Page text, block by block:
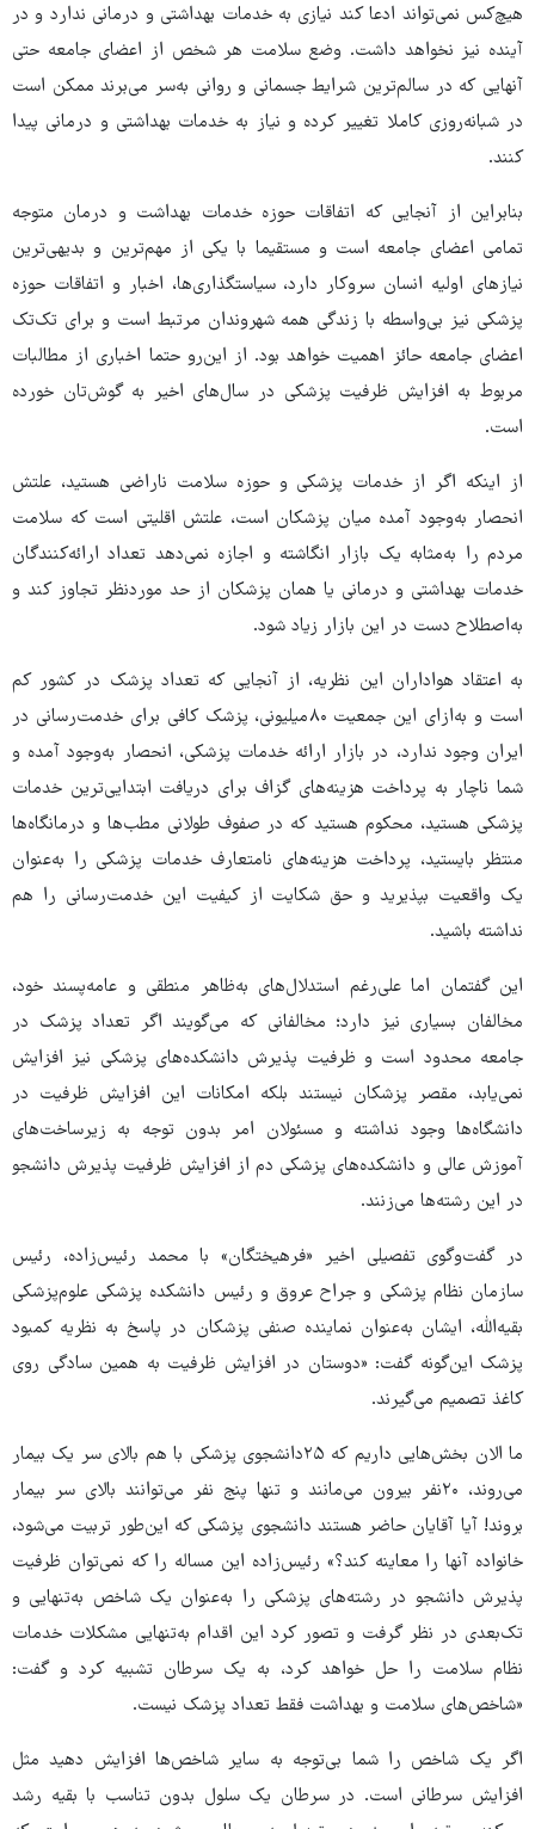
هیچ‌کس نمی‌تواند ادعا کند نیازی به خدمات بهداشتی و درمانی ندارد و در
آینده نیز نخواهد داشت. وضع سلامت هر شخص از اعضای جامعه حتی
آنهایی که در سالم‌ترین شرایط جسمانی و روانی به‌سر می‌برند ممکن است
در شبانه‌روزی کاملا تغییر کرده و نیاز به خدمات بهداشتی و درمانی پیدا
کنند.
بنابراین از آنجایی که اتفاقات حوزه خدمات بهداشت و درمان متوجه
تمامی اعضای جامعه است و مستقیما با یکی از مهم‌ترین و بدیهی‌ترین
نیازهای اولیه انسان سروکار دارد، سیاستگذاری‌ها، اخبار و اتفاقات حوزه
پزشکی نیز بی‌واسطه با زندگی همه شهروندان مرتبط است و برای تک‌تک
اعضای جامعه حائز اهمیت خواهد بود. از این‌رو حتما اخباری از مطالبات
مربوط به افزایش ظرفیت پزشکی در سال‌های اخیر به گوش‌تان خورده
است.
از اینکه اگر از خدمات پزشکی و حوزه سلامت ناراضی هستید، علتش
انحصار به‌وجود آمده میان پزشکان است، علتش اقلیتی است که سلامت
مردم را به‌مثابه یک بازار انگاشته و اجازه نمی‌دهد تعداد ارائه‌کنندگان
خدمات بهداشتی و درمانی یا همان پزشکان از حد موردنظر تجاوز کند و
به‌اصطلاح دست در این بازار زیاد شود.
به اعتقاد هواداران این نظریه، از آنجایی که تعداد پزشک در کشور کم
است و به‌ازای این جمعیت ۸۰میلیونی، پزشک کافی برای خدمت‌رسانی در
ایران وجود ندارد، در بازار ارائه خدمات پزشکی، انحصار به‌وجود آمده و
شما ناچار به پرداخت هزینه‌های گزاف برای دریافت ابتدایی‌ترین خدمات
پزشکی هستید، محکوم هستید که در صفوف طولانی مطب‌ها و درمانگاه‌ها
منتظر بایستید، پرداخت هزینه‌های نامتعارف خدمات پزشکی را به‌عنوان
یک واقعیت بپذیرید و حق شکایت از کیفیت این خدمت‌رسانی را هم
نداشته باشید.
این گفتمان اما علی‌رغم استدلال‌های به‌ظاهر منطقی و عامه‌پسند خود،
مخالفان بسیاری نیز دارد؛ مخالفانی که می‌گویند اگر تعداد پزشک در
جامعه محدود است و ظرفیت پذیرش دانشکده‌های پزشکی نیز افزایش
نمی‌یابد، مقصر پزشکان نیستند بلکه امکانات این افزایش ظرفیت در
دانشگاه‌ها وجود نداشته و مسئولان امر بدون توجه به زیرساخت‌های
آموزش عالی و دانشکده‌های پزشکی دم از افزایش ظرفیت پذیرش دانشجو
در این رشته‌ها می‌زنند.
در گفت‌وگوی تفصیلی اخیر «فرهیختگان» با محمد رئیس‌زاده، رئیس
سازمان نظام پزشکی و جراح عروق و رئیس دانشکده پزشکی علوم‌پزشکی
بقیه‌الله، ایشان به‌عنوان نماینده صنفی پزشکان در پاسخ به نظریه کمبود
پزشک این‌گونه گفت: «دوستان در افزایش ظرفیت به همین سادگی روی
کاغذ تصمیم می‌گیرند.
ما الان بخش‌هایی داریم که ۲۵دانشجوی پزشکی با هم بالای سر یک بیمار
می‌روند، ۲۰نفر بیرون می‌مانند و تنها پنج نفر می‌توانند بالای سر بیمار
بروند! آیا آقایان حاضر هستند دانشجوی پزشکی که این‌طور تربیت می‌شود،
خانواده آنها را معاینه کند؟» رئیس‌زاده این مساله را که نمی‌توان ظرفیت
پذیرش دانشجو در رشته‌های پزشکی را به‌عنوان یک شاخص به‌تنهایی و
تک‌بعدی در نظر گرفت و تصور کرد این اقدام به‌تنهایی مشکلات خدمات
نظام سلامت را حل خواهد کرد، به یک سرطان تشبیه کرد و گفت:
«شاخص‌های سلامت و بهداشت فقط تعداد پزشک نیست.
اگر یک شاخص را شما بی‌توجه به سایر شاخص‌ها افزایش دهید مثل
افزایش سرطانی است. در سرطان یک سلول بدون تناسب با بقیه رشد